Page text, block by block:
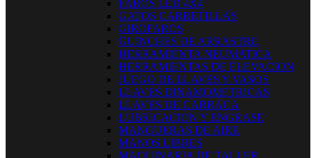
FAROS LED 4X4
GATOS CARRETILLAS
GIROFAROS
GUINCHES DE ARRASTRE
HERRAMIENTA NEUMATICA
HERRAMIENTAS DE ELEVACION
JUEGO DE LLAVES Y VASOS
LLAVES DINAMOMETRICAS
LLAVES DE CARRACA
LUBRICACION Y ENGRASE
MANGUERAS DE AIRE
MANOS LIBRES
MAQUINARIA DE TALLER